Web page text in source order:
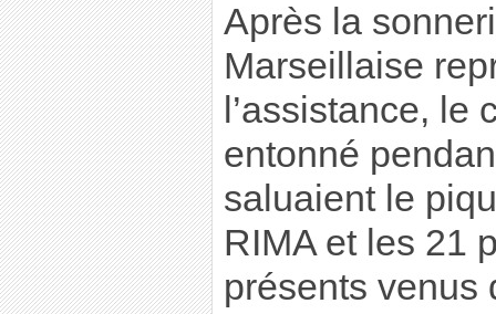
Après la
Marseillaise
l’assistance, le
entonné
saluaient le
RIMA et les 21
présents venus